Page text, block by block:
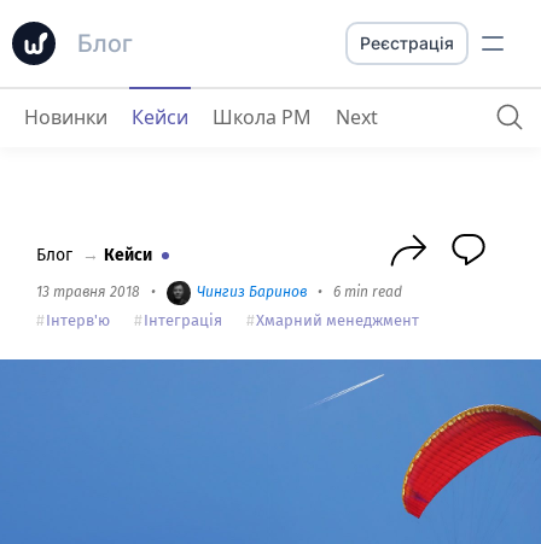
Блог
Євген Некоз: досвід засновника найбільшї спільноти SEO-фахівців SEMPRO
Реєстрація
Новинки Кейси Школа PM Next
Блог → Кейси
13 травня 2018 • Чингиз Баринов • 6 min read
Інтерв'ю Інтеграція Хмарний менеджмент